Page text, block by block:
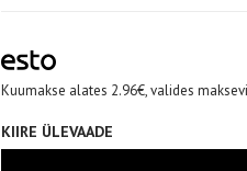
Kuumakse alates 2.96€, valides
KIIRE ÜLEVAADE